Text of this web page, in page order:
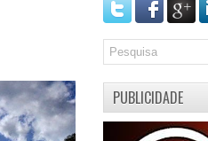
PUBLICIDADE